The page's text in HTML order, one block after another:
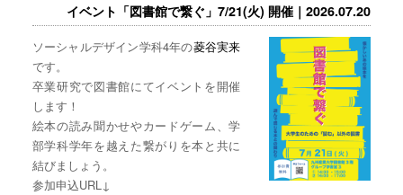
イベント「図書館で繋ぐ」7/21(火) 開催｜2026.07.20
ソーシャルデザイン学科4年の菱谷実来
です。
卒業研究で図書館にてイベントを開催
します！
絵本の読み聞かせやカードゲーム、学
部学科学年を越えた繋がりを本と共に
結びましょう。
参加申込URL↓